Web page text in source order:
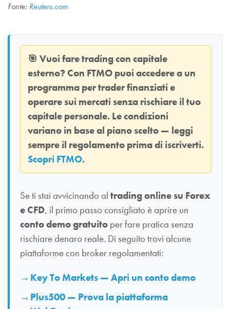
Fonte: Reuters.com
🎯 Vuoi fare trading con capitale
esterno? Con FTMO puoi accedere a un
programma per trader finanziati e
operare sui mercati senza rischiare il tuo
capitale personale. Le condizioni
variano in base al piano scelto — leggi
sempre il regolamento prima di iscriverti.
Scopri FTMO.
Se ti stai avvicinando al trading online su Forex
e CFD, il primo passo consigliato è aprire un
conto demo gratuito per fare pratica senza
rischiare denaro reale. Di seguito trovi alcune
piattaforme con broker regolamentati:
Key To Markets — Apri un conto demo
Plus500 — Prova la piattaforma